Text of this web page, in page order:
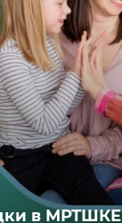
в МРТШКЕ